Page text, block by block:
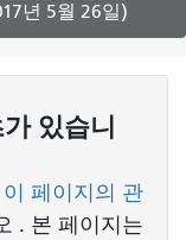
년 5월 26일)
있습니
페이지의 관
. 본 페이지는